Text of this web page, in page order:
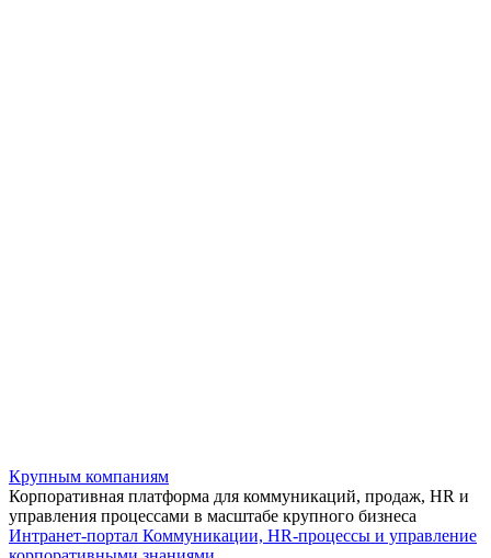
Крупным компаниям
Корпоративная платформа для коммуникаций, продаж, HR и
управления процессами в масштабе крупного бизнеса
Интранет-портал Коммуникации, HR-процессы и управление